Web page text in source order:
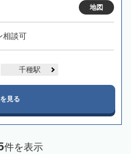
地図
相談可
千種駅
見る
件を表示